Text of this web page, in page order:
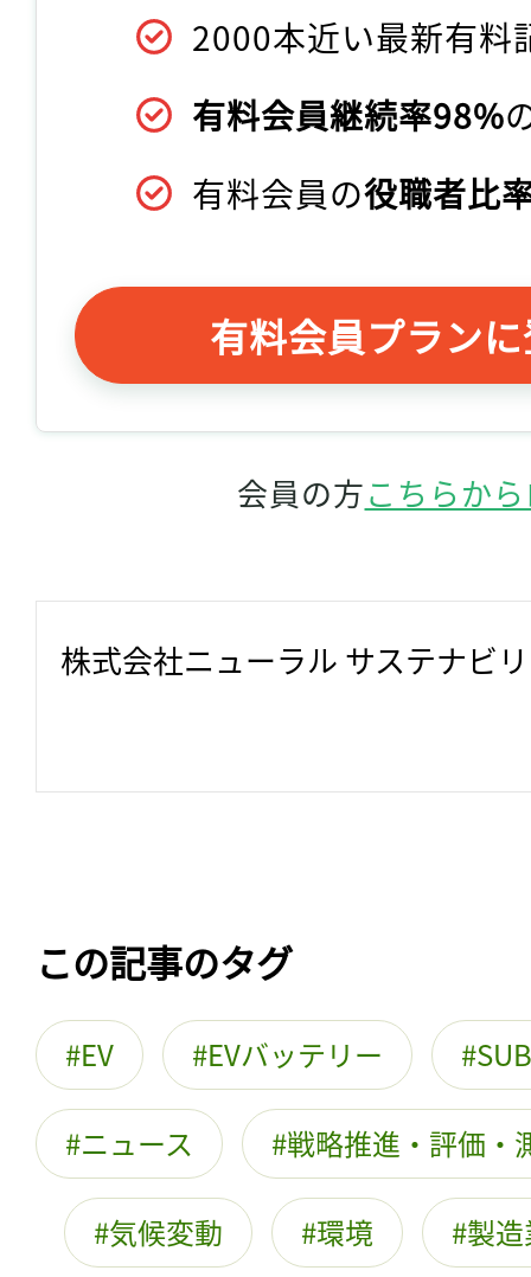
2000本近い最新有料
有料会員継続率98%
有料会員の役職者比
有料会員プラン
会員の方こちらか
株式会社ニューラル サステナビ
この記事のタグ
EV EVバッテリー
ニュース 戦略推進・評価・
気候変動 環境 製